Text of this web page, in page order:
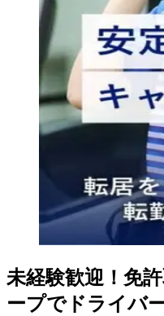
未経験歓迎！免
ープでドライバ